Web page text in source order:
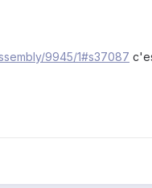
9945/1#s37087